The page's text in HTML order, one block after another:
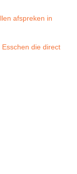
afspreken in
die direct